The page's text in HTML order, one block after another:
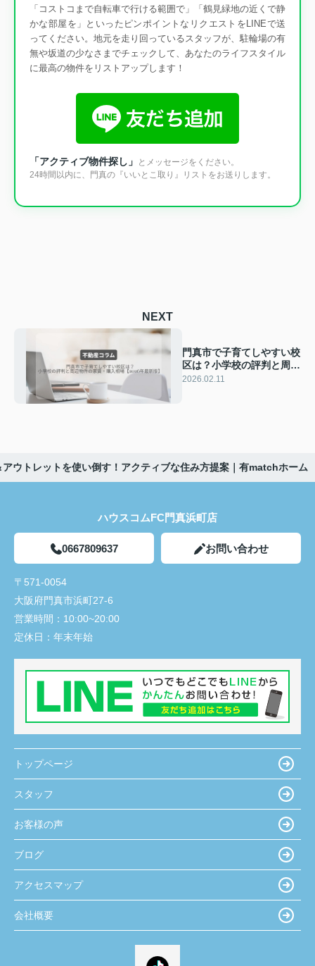
「コストコまで自転車で行ける範囲で」「鶴見緑地の近くで静
かな部屋を」といったピンポイントなリクエストをLINEで送
ってください。地元を走り回っているスタッフが、駐輪場の有
無や坂道の少なさまでチェックして、あなたのライフスタイル
に最高の物件をリストアップします！
「アクティブ物件探し」
とメッセージをください。
24時間以内に、門真の『いいとこ取り』リストをお送りします。
NEXT
門真市で子育てしやすい校
区は？小学校の評判と周辺
物件の家賃・購入相場
2026.02.11
ウトレットを使い倒す！アクティブな住み方提案｜有matchホーム
ハウスコムFC門真浜町店
0667809637 お問い合わせ
〒571-0054
大阪府門真市浜町27-6
営業時間： 10:00~20:00
定休日： 年末年始
トップページ
スタッフ
お客様の声
ブログ
アクセスマップ
会社概要